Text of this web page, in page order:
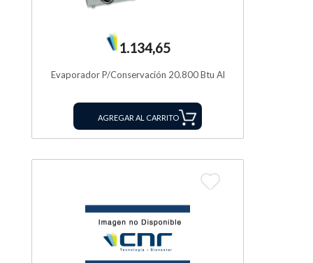
1.134,65
Evaporador P/Conservación 20.800 Btu Al
AGREGAR AL CARRITO